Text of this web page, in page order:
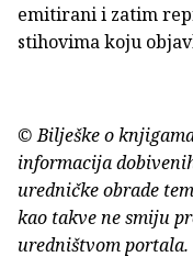
emitirani i zatim
stihovima koju
© Bilješke o
informacija
uredničke obrade
kao takve ne smiju
uredništvom portala.